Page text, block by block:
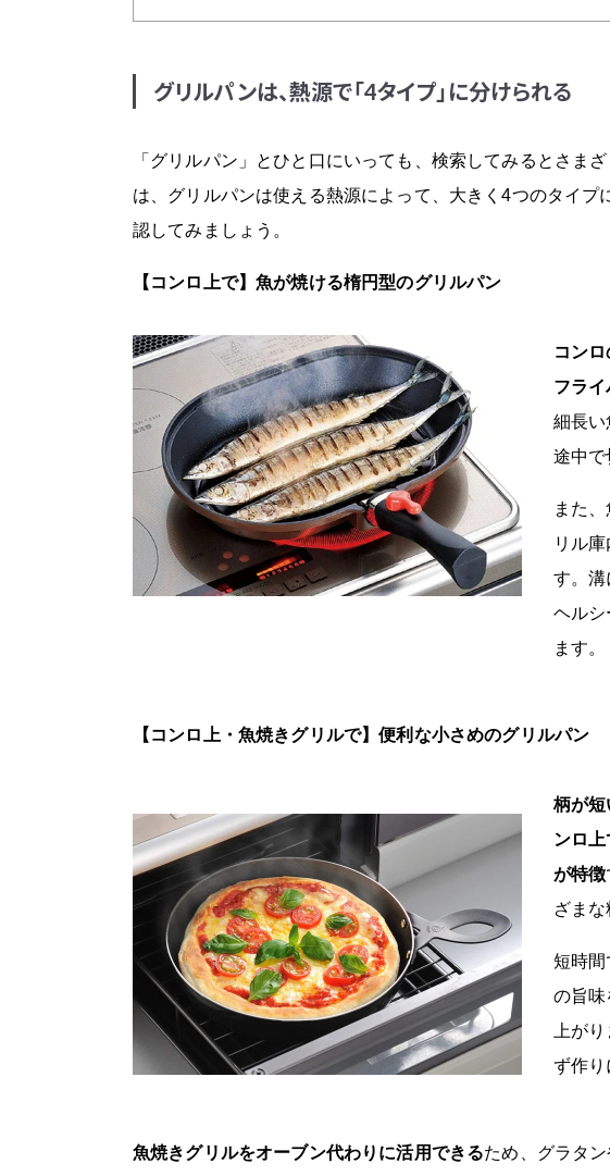
グリルパンは、熱源で「4タイプ」に分けられる
「グリルパン」とひと口にいっても、検索してみるとさま
は、グリルパンは使える熱源によって、大きく4つのタイプ
認してみましょう。
【コンロ上で】魚が焼ける楕円型のグリルパン
コン
フライ
細長い
途中で
また
リル
す。溝
ヘルシ
ます。
【コンロ上・魚焼きグリルで】便利な小さめのグリルパン
柄が短
ンロ
が特徴
ざまな
短時間
の旨味
上が
ず作り
魚焼きグリルをオーブン代わりに活用できるため、グラタ